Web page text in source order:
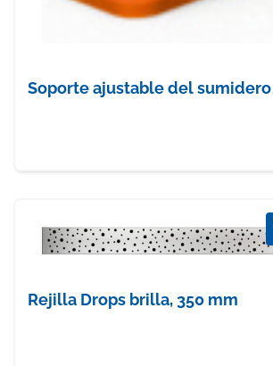
Soporte ajustable del sumidero
Rejilla Drops brilla, 350 mm